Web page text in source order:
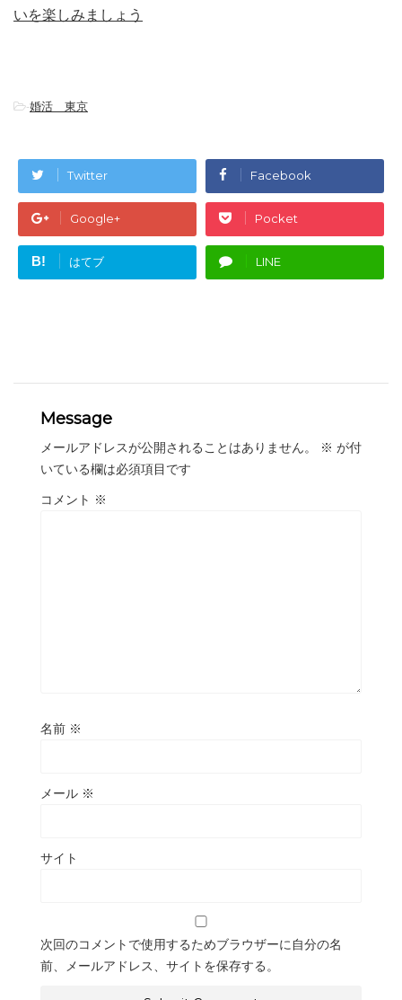
いを楽しみましょう
-婚活 東京
Twitter Facebook
Google+ Pocket
B! はてブ LINE
Message
メールアドレスが公開されることはありません。 ※ が付
いている欄は必須項目です
コメント ※
名前 ※
メール ※
サイト
次回のコメントで使用するためブラウザーに自分の名
前、メールアドレス、サイトを保存する。